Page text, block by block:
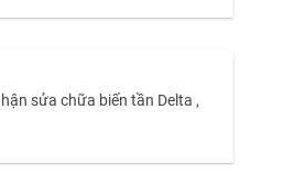
sửa chữa biến tần Delta ,